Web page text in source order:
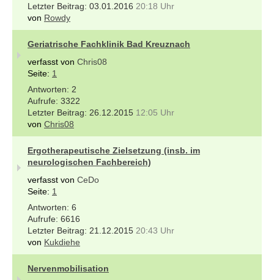
03.01.2016 20:18 Uhr
von Rowdy
Geriatrische Fachklinik Bad Kreuznach
verfasst von Chris08
Seite: 1
2
3322
26.12.2015 12:05 Uhr
von Chris08
Ergotherapeutische Zielsetzung (insb. im
neurologischen Fachbereich)
verfasst von CeDo
Seite: 1
6
6616
21.12.2015 20:43 Uhr
von Kukdiehe
Nervenmobilisation